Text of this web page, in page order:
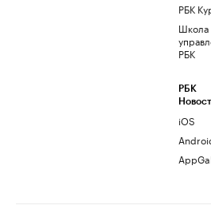
РБК
Школа
РБК
РБК
iOS